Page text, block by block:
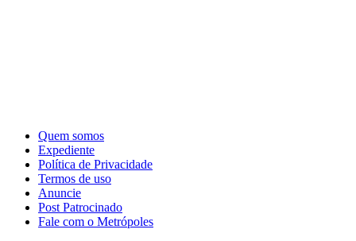
Quem somos
Expediente
Política de Privacidade
Termos de uso
Anuncie
Post Patrocinado
Fale com o Metrópoles